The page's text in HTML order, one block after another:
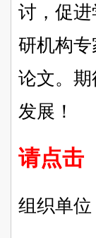
讨，促
研机构
论文。
发展！
请点击
组织单位